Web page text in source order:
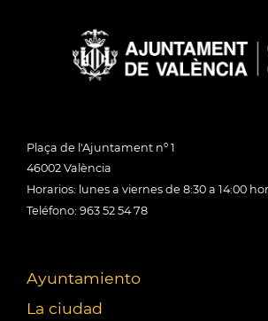
Plaça de l'Ajuntament nº 1
46002 València
Horarios: lunes a viernes de 8:30 a 14:00
Teléfono: 963 52 54 78
Ayuntamiento
La ciudad